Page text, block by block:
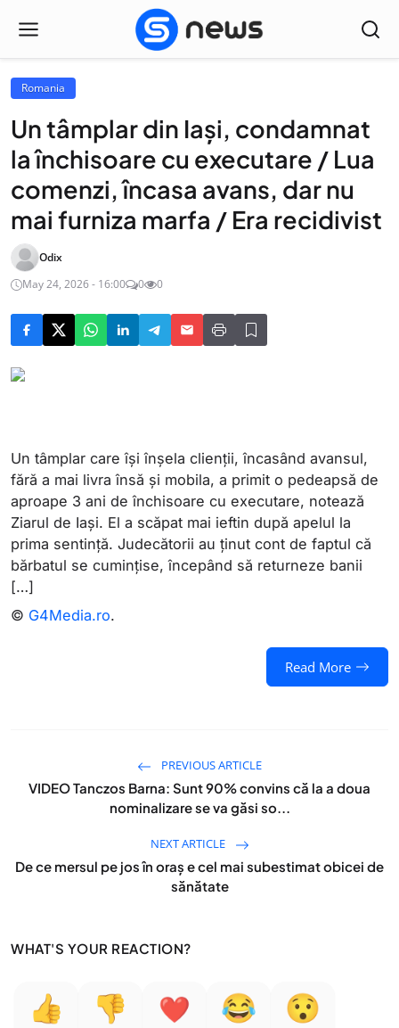
Romania
Un tâmplar din Iași, condamnat
la închisoare cu executare / Lua
comenzi, încasa avans, dar nu
mai furniza marfa / Era recidivist
Odix
May 24, 2026 - 16:00
0 0
Un tâmplar care își înșela clienții, încasând avansul,
fără a mai livra însă și mobila, a primit o pedeapsă de
aproape 3 ani de închisoare cu executare, notează
Ziarul de Iași. El a scăpat mai ieftin după apelul la
prima sentință. Judecătorii au ținut cont de faptul că
bărbatul se cumințise, începând să returneze banii
[…]
© G4Media.ro.
Read More
PREVIOUS ARTICLE
VIDEO Tanczos Barna: Sunt 90% convins că la a doua
nominalizare se va găsi so...
NEXT ARTICLE
De ce mersul pe jos în oraș e cel mai subestimat obicei de
sănătate
WHAT'S YOUR REACTION?